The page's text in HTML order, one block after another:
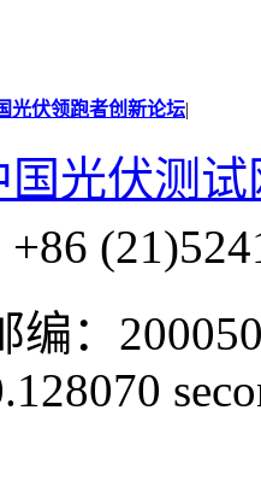
光伏领跑者创新论坛|
国光伏测试
：